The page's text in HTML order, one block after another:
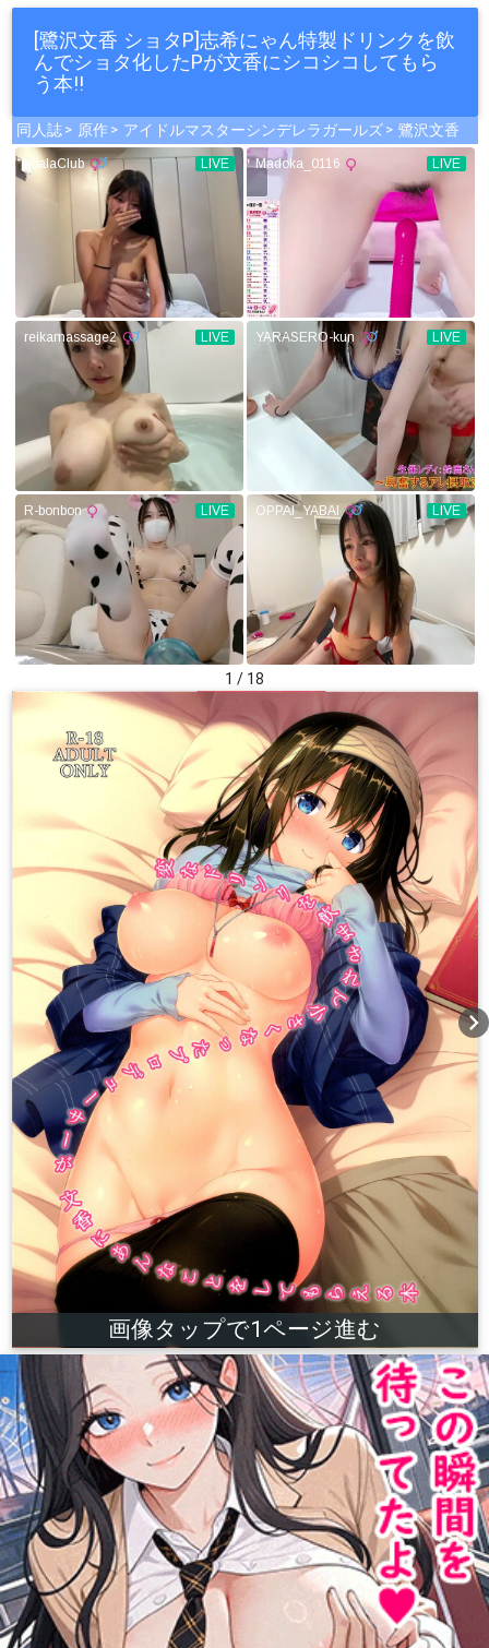
[鷺沢文香 ショタP]志希にゃん特製ドリンクを飲
んでショタ化したPが文香にシコシコしてもら
う本!!
同人誌 原作 アイドルマスターシンデレラガールズ 鷺沢文香
1 / 18
chevron_right
画像タップで1ページ進む